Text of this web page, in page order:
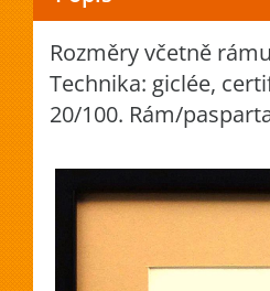
Rozměry včetně
Technika: giclée,
20/100. Rám/